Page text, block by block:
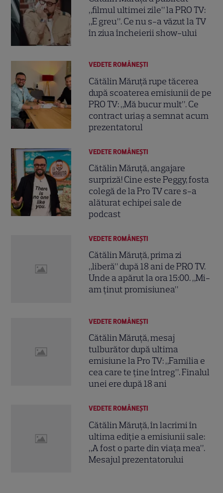
„filmul ultimei zile” la PRO TV:
„E greu”. Ce nu s-a văzut la TV
în ziua încheierii show-ului
VEDETE ROMÂNEŞTI
Cătălin Măruță rupe tăcerea
după scoaterea emisiunii de pe
PRO TV: „Mă bucur mult”. Ce
contract uriaș a semnat acum
prezentatorul
VEDETE ROMÂNEŞTI
Cătălin Măruță, angajare
surpriză! Cine este Peggy, fosta
colegă de la Pro TV care s-a
alăturat echipei sale de
podcast
VEDETE ROMÂNEŞTI
Cătălin Măruță, prima zi
„liberă” după 18 ani de PRO TV.
Unde a apărut la ora 15:00. „Mi-
am ținut promisiunea”
VEDETE ROMÂNEŞTI
Cătălin Măruță, mesaj
tulburător după ultima
emisiune la Pro TV: „Familia e
cea care te ține întreg”. Finalul
unei ere după 18 ani
VEDETE ROMÂNEŞTI
Cătălin Măruță, în lacrimi în
ultima ediție a emisiunii sale:
„A fost o parte din viața mea”.
Mesajul prezentatorului